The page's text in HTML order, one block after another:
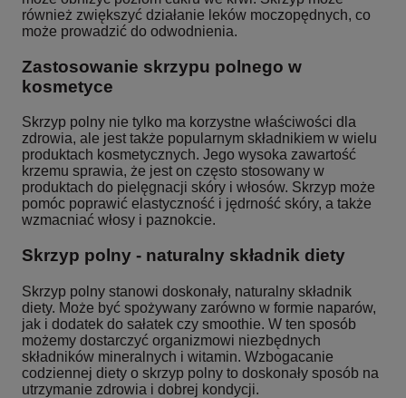
również zwiększyć działanie leków moczopędnych, co
może prowadzić do odwodnienia.
Zastosowanie skrzypu polnego w
kosmetyce
Skrzyp polny nie tylko ma korzystne właściwości dla
zdrowia, ale jest także popularnym składnikiem w wielu
produktach kosmetycznych. Jego wysoka zawartość
krzemu sprawia, że jest on często stosowany w
produktach do pielęgnacji skóry i włosów. Skrzyp może
pomóc poprawić elastyczność i jędrność skóry, a także
wzmacniać włosy i paznokcie.
Skrzyp polny - naturalny składnik diety
Skrzyp polny stanowi doskonały, naturalny składnik
diety. Może być spożywany zarówno w formie naparów,
jak i dodatek do sałatek czy smoothie. W ten sposób
możemy dostarczyć organizmowi niezbędnych
składników mineralnych i witamin. Wzbogacanie
codziennej diety o skrzyp polny to doskonały sposób na
utrzymanie zdrowia i dobrej kondycji.